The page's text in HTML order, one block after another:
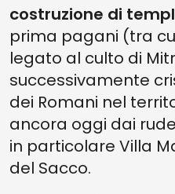
costruzione di
prima pagani (tra
legato al culto di
successivamente
dei Romani nel
ancora oggi dai
in particolare Villa
del Sacco.